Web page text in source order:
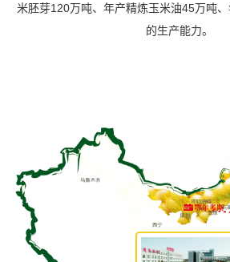
米胚芽120万吨、年产精炼玉米油45万吨
的生产能力。